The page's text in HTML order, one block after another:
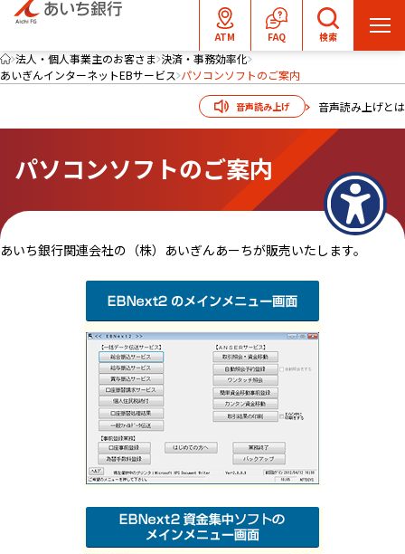
ATM FAQ 検索
メ
ニ
ュ
ー
法人・個人事業主のお客さま 決済・事務効率化
あいぎんインターネットEBサービス パソコンソフトのご案内
音声読み上げ 音声読み上げとは
パソコンソフトのご案内
あいち銀行関連会社の（株）あいぎんあーちが販売いたします。